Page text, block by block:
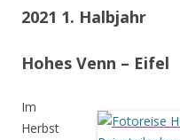
2021 1. Halbjahr
Hohes Venn – Eifel
Im
Herbst